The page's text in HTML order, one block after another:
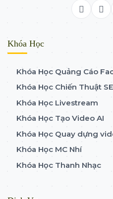
Khóa Học
Khóa Học Quảng Cáo
Khóa Học Chiến Thuật
Khóa Học Livestream
Khóa Học Tạo Video AI
Khóa Học Quay dựng
Khóa Học MC Nhí
Khóa Học Thanh Nhạc